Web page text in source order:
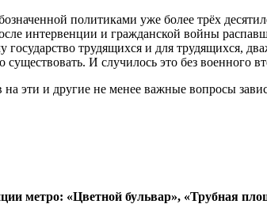
политиками уже более трёх
интервенции и гражданской войны
трудящихся и для трудящихся,
И случилось это без военного
эти и другие не менее важные вопросы
метро: «Цветной бульвар», «Трубная